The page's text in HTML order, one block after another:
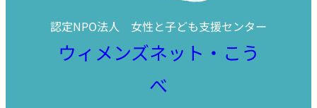
認定NPO法人 女性と子ども支援センター
ウィメンズネット・こう
べ